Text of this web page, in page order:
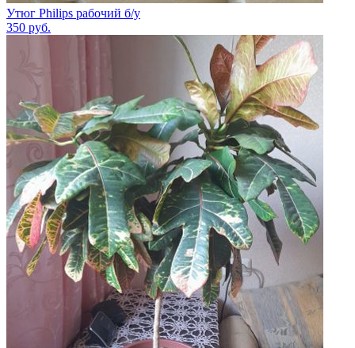
Утюг Philips рабочий б/у
350 руб.